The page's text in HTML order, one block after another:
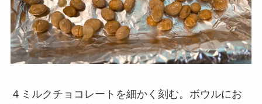
４ミルクチョコレートを細かく刻む。ボウルにお